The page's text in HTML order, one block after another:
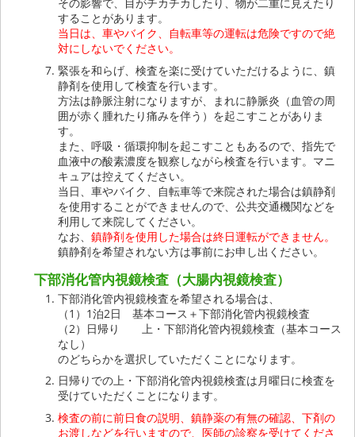
することがあります。
当日は、車やバイク、自転車等の運転は危険ですので絶
対にしないでください。
緊張を和らげ、検査を楽に受けていただけるように、鎮
静剤を使用して検査を行います。
方法は静脈注射になりますが、まれに静脈炎（血管の周
囲が赤く腫れたり痛みを伴う）を起こすことがありま
す。
また、呼吸・循環抑制を起こすこともあるので、指先で
血液中の酸素濃度を観察しながら検査を行います。マニ
キュアは控えてください。
当日、車やバイク、自転車等で来院された場合は鎮静剤
を使用することができませんので、公共交通機関などを
利用して来院してください。
なお、鎮静剤を使用した場合は終日運転ができません。
鎮静剤を希望されない方は事前にお申し出ください。
下部消化管内視鏡検査（大腸内視鏡検査）
下部消化管内視鏡検査を希望される場合は、
（1）1泊2日 基本コース＋下部消化管内視鏡検査
（2）日帰り 上・下部消化管内視鏡検査（基本コース
なし）
のどちらかを選択していただくことになります。
日帰りでの上・下部消化管内視鏡検査は月曜日に検査を
受けていただくことになります。
検査の前に前日食の説明、鎮静薬の有無の確認、下剤の
お渡しなどを行いますので、医師の診察を受けてくださ